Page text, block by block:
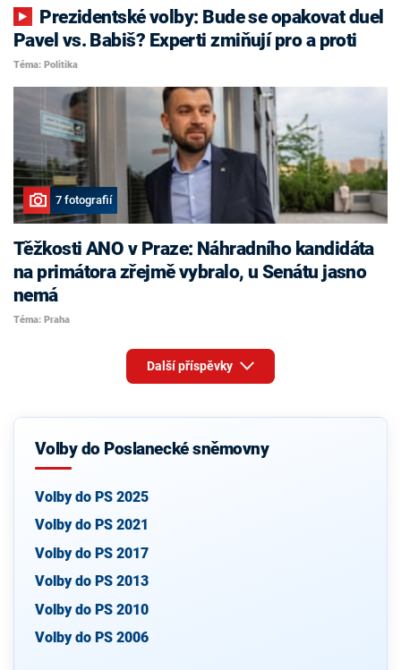
Pavel vs. Babiš? Experti zmiňují pro a proti
Téma: Politika
7 fotografií
Těžkosti ANO v Praze: Náhradního kandidáta
na primátora zřejmě vybralo, u Senátu jasno
nemá
Téma: Praha
Další příspěvky
Volby do Poslanecké sněmovny
Volby do PS 2025
Volby do PS 2021
Volby do PS 2017
Volby do PS 2013
Volby do PS 2010
Volby do PS 2006